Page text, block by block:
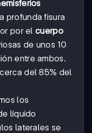
profunda fisura
por el cuerpo
de unos 10
entre ambos.
del 85% del
los
líquido
laterales se